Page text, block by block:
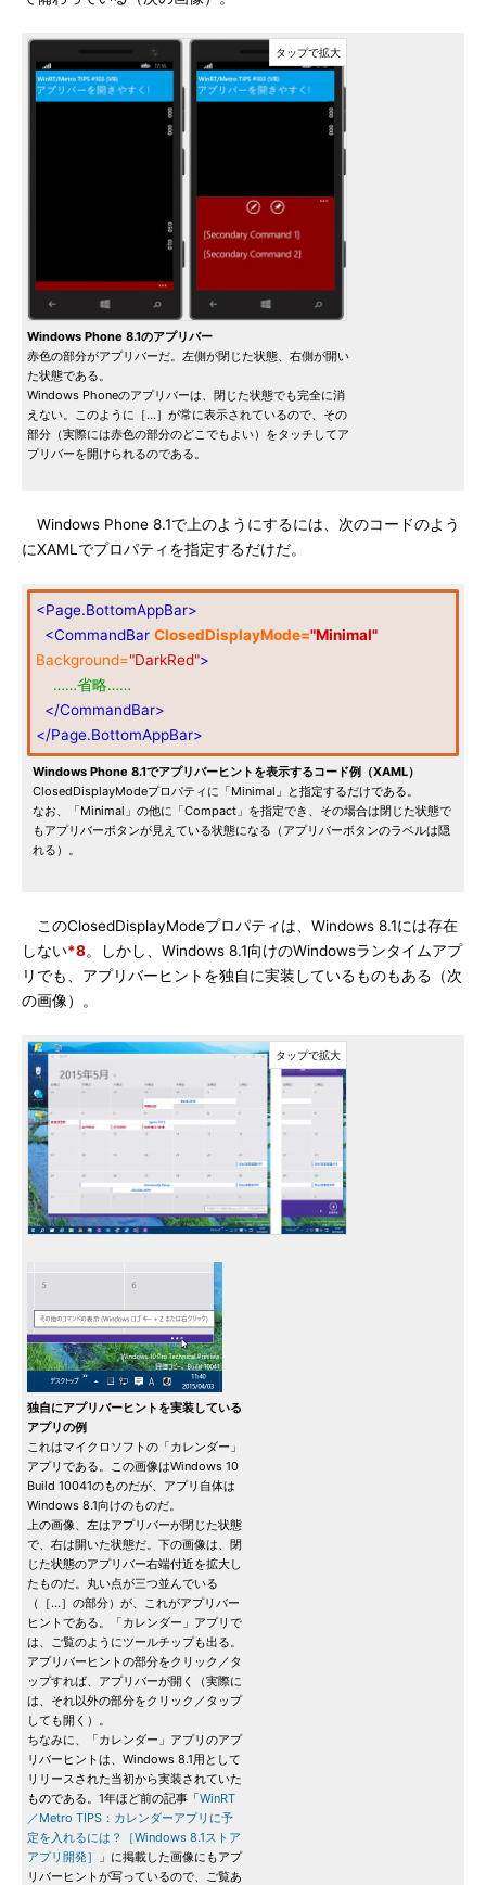
Windows Phone 8.1のアプリバー
赤色の部分がアプリバーだ。左側が閉じた状態、右側が開い
た状態である。
Windows Phoneのアプリバーは、閉じた状態でも完全に消
えない。このように［…］が常に表示されているので、その
部分（実際には赤色の部分のどこでもよい）をタッチしてア
プリバーを開けられるのである。
Windows Phone 8.1で上のようにするには、次のコードのよう
にXAMLでプロパティを指定するだけだ。
<Page.BottomAppBar>
<CommandBar ClosedDisplayMode="Minimal"
Background="DarkRed">
……省略……
</CommandBar>
</Page.BottomAppBar>
Windows Phone 8.1でアプリバーヒントを表示するコード例（XAML）
ClosedDisplayModeプロパティに「Minimal」と指定するだけである。
なお、「Minimal」の他に「Compact」を指定でき、その場合は閉じた状態で
もアプリバーボタンが見えている状態になる（アプリバーボタンのラベルは隠
れる）。
このClosedDisplayModeプロパティは、Windows 8.1には存在
しない*8。しかし、Windows 8.1向けのWindowsランタイムアプ
リでも、アプリバーヒントを独自に実装しているものもある（次
の画像）。
独自にアプリバーヒントを実装している
アプリの例
これはマイクロソフトの「カレンダー」
アプリである。この画像はWindows 10
Build 10041のものだが、アプリ自体は
Windows 8.1向けのものだ。
上の画像、左はアプリバーが閉じた状態
で、右は開いた状態だ。下の画像は、閉
じた状態のアプリバー右端付近を拡大し
たものだ。丸い点が三つ並んでいる
（［…］の部分）が、これがアプリバー
ヒントである。「カレンダー」アプリで
は、ご覧のようにツールチップも出る。
アプリバーヒントの部分をクリック／タ
ップすれば、アプリバーが開く（実際に
は、それ以外の部分をクリック／タップ
しても開く）。
ちなみに、「カレンダー」アプリのアプ
リバーヒントは、Windows 8.1用として
リリースされた当初から実装されていた
ものである。1年ほど前の記事「WinRT
／Metro TIPS：カレンダーアプリに予
定を入れるには？［Windows 8.1ストア
アプリ開発］
」に掲載した画像にもアプ
リバーヒントが写っているので、ご覧あ